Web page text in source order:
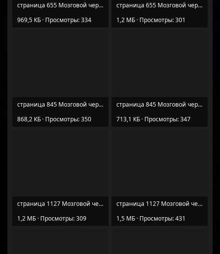
страница 655 Мозговой червь любителя загадок (1).jpg
969,5 КБ · Просмотры: 334
страница 655 Мозговой червь любителя загадок (2).jpg
1,2 МБ · Просмотры: 301
страница 845 Мозговой червь любителя загадок (1).jpg
868,2 КБ · Просмотры: 350
страница 845 Мозговой червь любителя загадок (2).jpg
713,1 КБ · Просмотры: 347
страница 1127 Мозговой червь любителя загадок (1).jpg
1,2 МБ · Просмотры: 309
страница 1127 Мозговой червь любителя загадок (2).jpg
1,5 МБ · Просмотры: 431